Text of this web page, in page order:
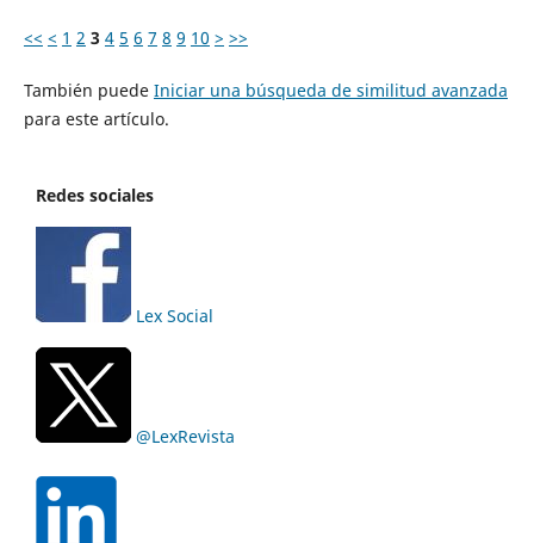
<< < 1 2 3 4 5 6 7 8 9 10 > >>
También puede Iniciar una búsqueda de similitud avanzada
para este artículo.
Redes sociales
Lex Social
@LexRevista